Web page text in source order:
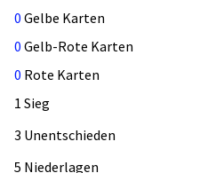
0 Gelbe Karten
0 Gelb-Rote Karten
0 Rote Karten
1 Sieg
3 Unentschieden
5 Niederlagen